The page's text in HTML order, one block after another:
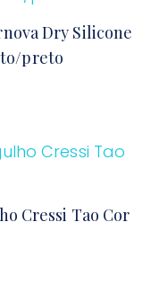
Dry Silicone
preto
Cressi Tao Cor